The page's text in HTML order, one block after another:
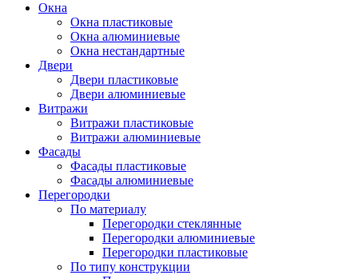
Окна
Окна пластиковые
Окна алюминиевые
Окна нестандартные
Двери
Двери пластиковые
Двери алюминиевые
Витражи
Витражи пластиковые
Витражи алюминиевые
Фасады
Фасады пластиковые
Фасады алюминиевые
Перегородки
По материалу
Перегородки стеклянные
Перегородки алюминиевые
Перегородки пластиковые
По типу конструкции